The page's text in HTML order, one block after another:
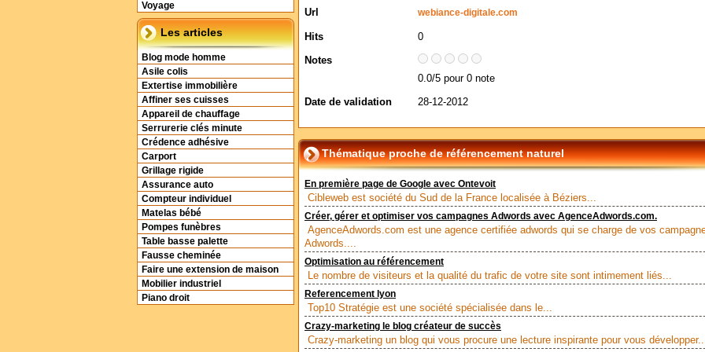
Voyage
Les articles
Blog mode homme
Asile colis
Extertise immobilière
Affiner ses cuisses
Appareil de chauffage
Serrurerie clés minute
Crédence adhésive
Carport
Grillage rigide
Assurance auto
Compteur individuel
Matelas bébé
Pompes funèbres
Table basse palette
Fausse cheminée
Faire une extension de maison
Mobilier industriel
Piano droit
Url webiance-digitale.com
Hits
0
Notes
0.0/5 pour 0 note
Date de validation
28-12-2012
Thématique proche de référencement naturel
En première page de Google avec Ontevoit
Cibleweb est société du Sud de la France localisée à Béziers...
Créer, gérer et optimiser vos campagnes Adwords avec AgenceAdwords.com.
AgenceAdwords.com est une agence certifiée adwords qui se charge de vos
Adwords....
Optimisation au référencement
Le nombre de visiteurs et la qualité du trafic de votre site sont intimement liés...
Referencement lyon
Top10 Stratégie est une société spécialisée dans le...
Crazy-marketing le blog créateur de succès
Crazy-marketing un blog qui vous procure une lecture inspirante pour vous